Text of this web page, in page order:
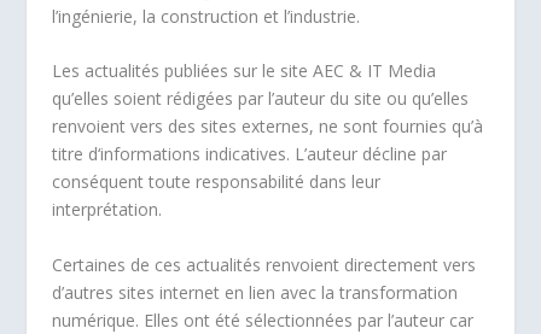
l’ingénierie, la construction et l’industrie.
Les actualités publiées sur le site AEC & IT Media
qu’elles soient rédigées par l’auteur du site ou qu’elles
renvoient vers des sites externes, ne sont fournies qu’à
titre d‘informations indicatives. L’auteur décline par
conséquent toute responsabilité dans leur
interprétation.
Certaines de ces actualités renvoient directement vers
d’autres sites internet en lien avec la transformation
numérique. Elles ont été sélectionnées par l’auteur car